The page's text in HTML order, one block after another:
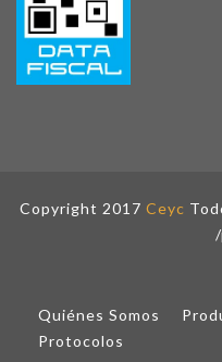
Copyright 2017 Ceyc
Quiénes Somos
Protocolos